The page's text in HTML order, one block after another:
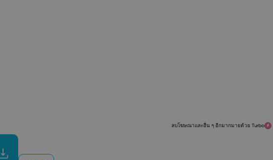
ลบโฆษณาและอื่น ๆ อีกมากมายด้วย Turbo